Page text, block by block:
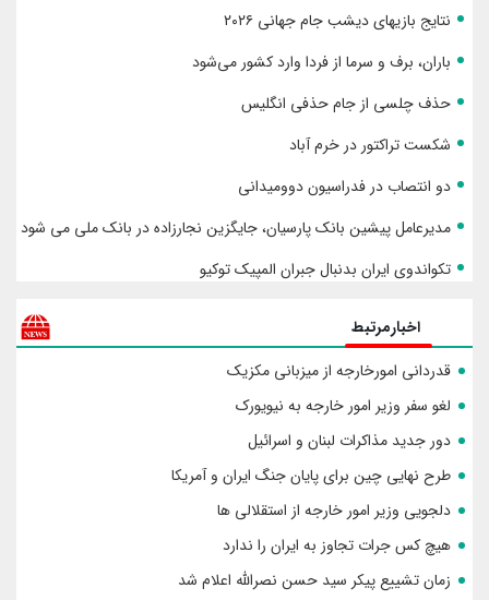
نتایج بازیهای دیشب جام جهانی ۲۰۲۶
باران، برف و سرما از فردا وارد کشور می‌شود
حذف چلسی از جام حذفی انگلیس
شکست تراکتور در خرم آباد
دو انتصاب در فدراسیون دوومیدانی
مدیرعامل پیشین بانک پارسیان، جایگزین نجارزاده در بانک ملی می شود
تکواندوی ایران بدنبال جبران المپیک توکیو
اخبارمرتبط
قدردانی امورخارجه از میزبانی مکزیک
لغو سفر وزیر امور خارجه به نیویورک
دور جدید مذاکرات لبنان و اسرائیل
طرح نهایی چین برای پایان جنگ ایران و آمریکا
دلجویی وزیر امور خارجه از استقلالی ها
هیچ کس جرات تجاوز به ایران را ندارد
زمان تشییع پیکر سید حسن نصرالله اعلام شد